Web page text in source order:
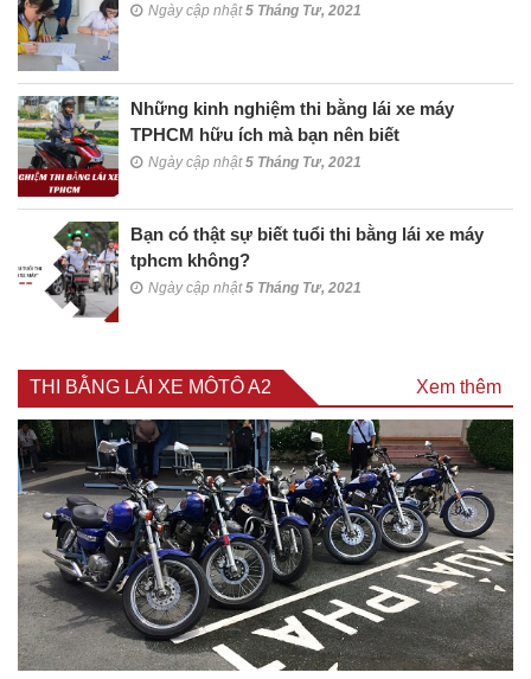
Ngày cập nhật5 Tháng Tư, 2021
Những kinh nghiệm thi bằng lái xe máy
TPHCM hữu ích mà bạn nên biết
Ngày cập nhật5 Tháng Tư, 2021
Bạn có thật sự biết tuổi thi bằng lái xe máy
tphcm không?
Ngày cập nhật5 Tháng Tư, 2021
THI BẰNG LÁI XE MÔTÔ A2 Xem thêm